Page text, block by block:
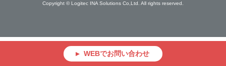
WEBでお問い合わせ
Copyright © Logitec INA Solutions Co,Ltd. All rights reserved.